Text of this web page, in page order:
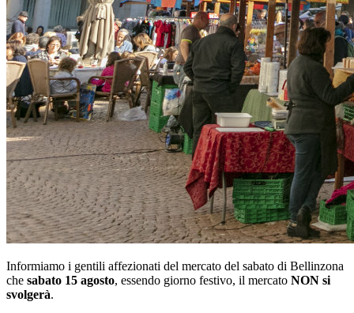
Informiamo i gentili affezionati del mercato del sabato di Bellinzona
che sabato 15 agosto, essendo giorno festivo, il mercato NON si
svolgerà.